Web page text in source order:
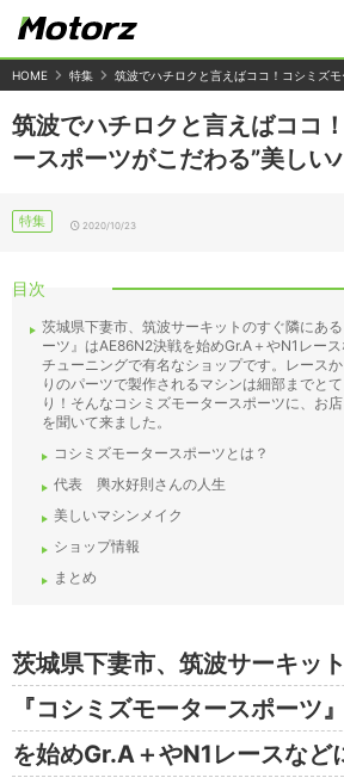
HOME 特集 筑波でハチロクと言えばココ！コシミズ
筑波でハチロクと言えばココ
ースポーツがこだわる”美しい
特集 2020/10/23
目次
茨城県下妻市、筑波サーキットのすぐ隣にあ
ーツ』はAE86N2決戦を始めGr.A＋やN1レー
チューニングで有名なショップです。レース
りのパーツで製作されるマシンは細部までと
り！そんなコシミズモータースポーツに、お
を聞いて来ました。
コシミズモータースポーツとは？
代表 輿水好則さんの人生
美しいマシンメイク
ショップ情報
まとめ
茨城県下妻市、筑波サーキッ
『コシミズモータースポーツ
を始めGr.A＋やN1レースなど